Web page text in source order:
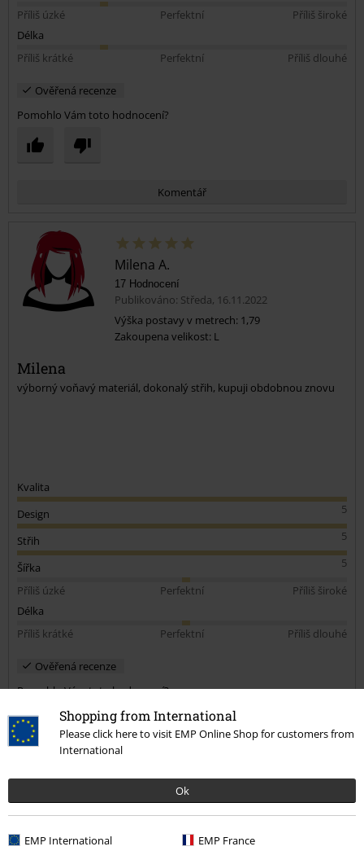
Shopping from International
Please click here to visit EMP Online Shop for customers from
International
Ok
EMP International EMP France
Příliš úzké
Perfektní
Příliš široké
Délka
Příliš krátké
Perfektní Příliš dlouhé
Ověřená recenze
Pomohlo Vám toto hodnocení?
Komentář
Milena A.
17 Hodnocení
Publikováno: Středa, 16.11.2022
Výška postavy v metrech: 1,79
Zakoupena velikost: L
Milena
výborný voňavý materiál, dokonalý střih, kupuji obdobnou znovu
Kvalita
5
Design
5
Střih
5
Šířka
Příliš úzké
Perfektní
Příliš široké
Délka
Příliš krátké
Perfektní Příliš dlouhé
Ověřená recenze
Pomohlo Vám toto hodnocení?
1 Komentářů
Publikováno: Úterý, 28.01.2025 3:07:47 PM